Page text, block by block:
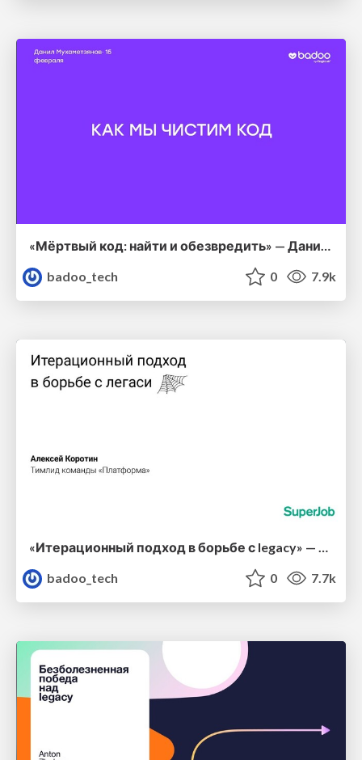
«Мёртвый код: найти и обезвредить» — Данил Мухаметзянов, Badoo
badoo_tech
0 7.9k
badoo_tech
0 7.7k